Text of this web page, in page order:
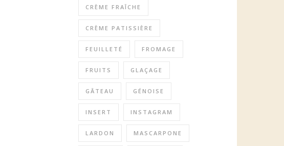
CRÈME FRAÎCHE
CRÈME PATISSIÈRE
FEUILLETÉ FROMAGE
FRUITS GLAÇAGE
GÂTEAU GÉNOISE
INSERT INSTAGRAM
LARDON MASCARPONE